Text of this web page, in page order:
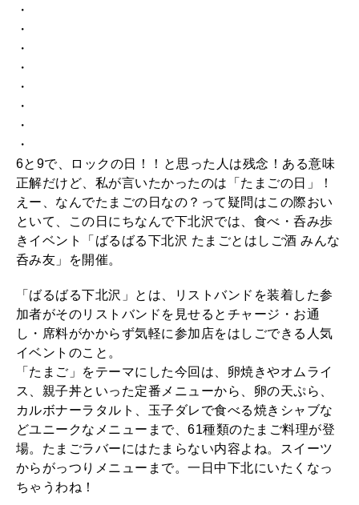
・
・
・
・
・
・
・
・
6と9で、ロックの日！！と思った人は残念！ある意味
正解だけど、私が言いたかったのは「たまごの日」！
えー、なんでたまごの日なの？って疑問はこの際おい
といて、この日にちなんで下北沢では、食べ・呑み歩
きイベント「ばるばる下北沢 たまごとはしご酒 みんな
呑み友」を開催。
「ばるばる下北沢」とは、リストバンドを装着した参
加者がそのリストバンドを見せるとチャージ・お通
し・席料がかからず気軽に参加店をはしごできる人気
イベントのこと。
「たまご」をテーマにした今回は、卵焼きやオムライ
ス、親子丼といった定番メニューから、卵の天ぷら、
カルボナーラタルト、玉子ダレで食べる焼きシャブな
どユニークなメニューまで、61種類のたまご料理が登
場。たまごラバーにはたまらない内容よね。スイーツ
からがっつりメニューまで。一日中下北にいたくなっ
ちゃうわね！